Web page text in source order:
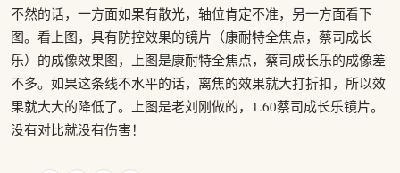
不然的话，一方面如果有散光，轴位肯定不准，另一方面看下
图。看上图，具有防控效果的镜片（康耐特全焦点，蔡司成长
乐）的成像效果图，上图是康耐特全焦点，蔡司成长乐的成像差
不多。如果这条线不水平的话，离焦的效果就大打折扣，所以效
果就大大的降低了。上图是老刘刚做的，1.60蔡司成长乐镜片。
没有对比就没有伤害！